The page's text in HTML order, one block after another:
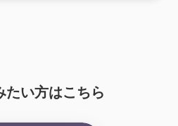
たい方はこちら